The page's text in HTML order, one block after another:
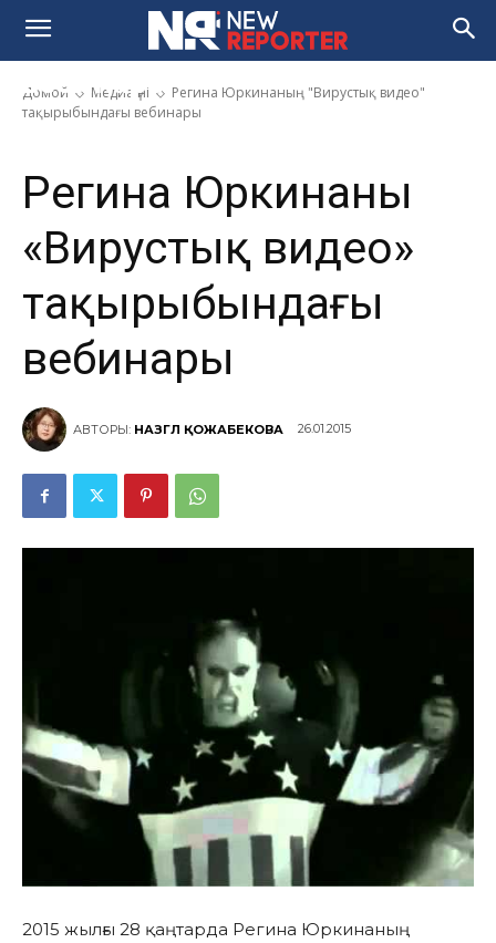
Домой Медиа үні
Регина Юркинаның "Вирустық видео"
тақырыбындағы вебинары
Регина Юркинаның «Вирустық
видео» тақырыбындағы
вебинары
Регина Юркинаның
«Вирустық видео»
тақырыбындағы
вебинары
АВТОРЫ: НАЗГҮЛ ҚОЖАБЕКОВА 26.01.2015
2015 жылғы 28 қаңтарда Регина Юркинаның